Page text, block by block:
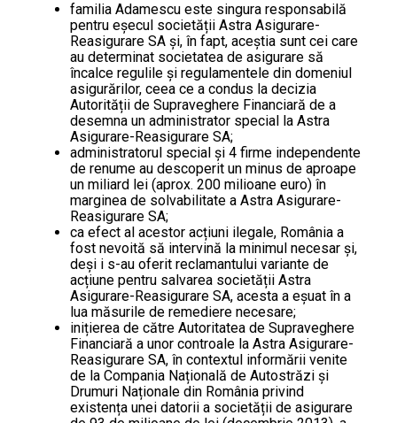
familia Adamescu este singura responsabilă
pentru eșecul societății Astra Asigurare-
Reasigurare SA și, în fapt, aceștia sunt cei care
au determinat societatea de asigurare să
încalce regulile și regulamentele din domeniul
asigurărilor, ceea ce a condus la decizia
Autorității de Supraveghere Financiară de a
desemna un administrator special la Astra
Asigurare-Reasigurare SA;
administratorul special și 4 firme independente
de renume au descoperit un minus de aproape
un miliard lei (aprox. 200 milioane euro) în
marginea de solvabilitate a Astra Asigurare-
Reasigurare SA;
ca efect al acestor acțiuni ilegale, România a
fost nevoită să intervină la minimul necesar și,
deși i s-au oferit reclamantului variante de
acțiune pentru salvarea societății Astra
Asigurare-Reasigurare SA, acesta a eșuat în a
lua măsurile de remediere necesare;
inițierea de către Autoritatea de Supraveghere
Financiară a unor controale la Astra Asigurare-
Reasigurare SA, în contextul informării venite
de la Compania Națională de Autostrăzi și
Drumuri Naționale din România privind
existența unei datorii a societății de asigurare